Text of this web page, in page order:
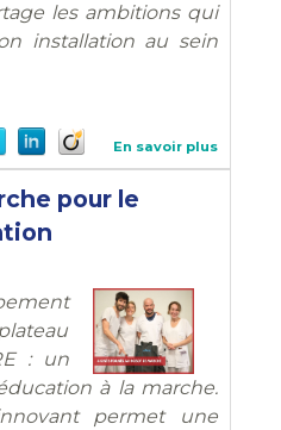
les ambitions qui
installation au sein
En savoir plus
pour le
: un
à la marche.
permet une